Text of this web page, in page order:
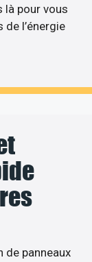
là pour vous
l’énergie
de panneaux